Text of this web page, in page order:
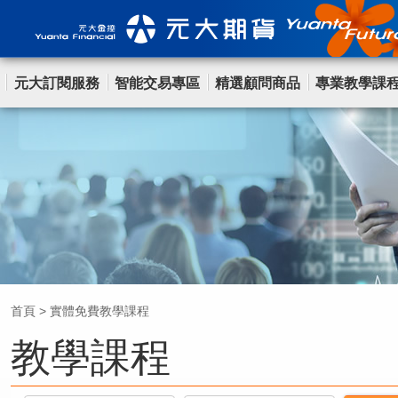
元大訂閱服務 智能交易專區 精選顧問商品 專業教學課
首頁 > 實體免費教學課程
教學課程